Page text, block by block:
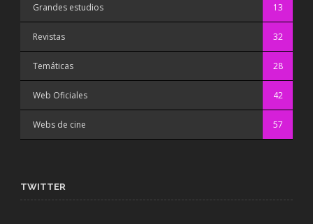
Grandes estudios 13
Revistas 32
Temáticas 28
Web Oficiales 42
Webs de cine 57
TWITTER